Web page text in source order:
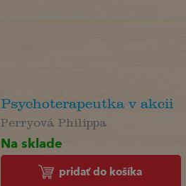
Psychoterapeutka v akcii
Perryová Philippa
Na sklade
pridať do košíka